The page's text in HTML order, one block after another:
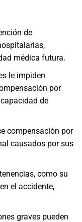
de
médica futura.
le impiden
por
de
compensación por
causados por sus
como su
el accidente,
graves pueden